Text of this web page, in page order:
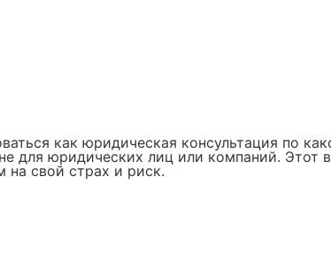
как юридическая консультация по
юридических лиц или компаний. Этот
на свой страх и риск.